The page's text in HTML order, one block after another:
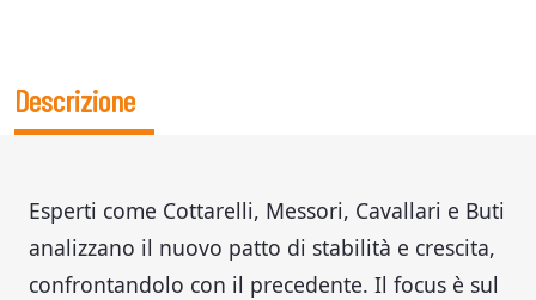
Descrizione
Esperti come Cottarelli, Messori, Cavallari e Buti
analizzano il nuovo patto di stabilità e crescita,
confrontandolo con il precedente. Il focus è sul